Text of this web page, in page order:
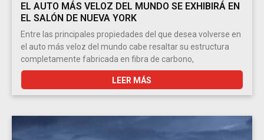
EL AUTO MÁS VELOZ DEL MUNDO SE EXHIBIRÁ EN
EL SALÓN DE NUEVA YORK
Entre las principales propiedades del que desea volverse en
el auto más veloz del mundo cabe resaltar su estructura
completamente fabricada en fibra de carbono,
LEER MÁS